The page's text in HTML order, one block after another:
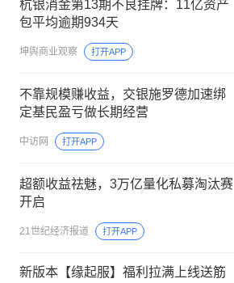
杭银消金第13期不良挂牌：11亿资产
包平均逾期934天
坤舆商业观察 打开APP
不靠规模赚收益，交银施罗德加速绑
定基民盈亏做长期经营
中访网 打开APP
超额收益祛魅，3万亿量化私募淘汰赛
开启
21世纪经济报道 打开APP
新版本【缘起服】福利拉满上线送筋